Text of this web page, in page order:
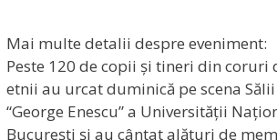
Mai multe detalii despre eveniment:
Peste 120 de copii și tineri din coruri
etnii au urcat duminică pe scena
“George Enescu” a Universității
București și au cântat alături de